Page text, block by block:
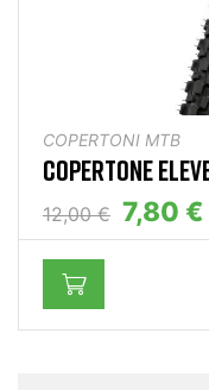
COPERTONI MTB
COPERTONE
12,00 € 7,80 €